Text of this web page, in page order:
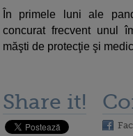
În primele luni ale
concurat frecvent unul
măşti de protecţie şi
Share it!